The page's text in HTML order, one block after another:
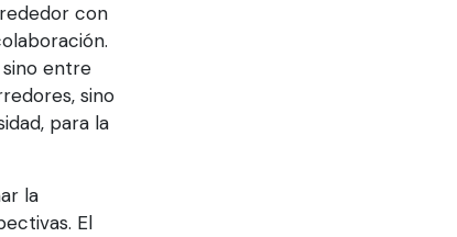
con
sino entre
sino
para la
la
El